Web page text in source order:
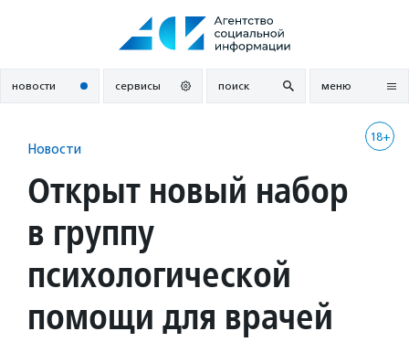
новости сервисы поиск меню
18+
Новости
Открыт новый набор
в группу
психологической
помощи для врачей